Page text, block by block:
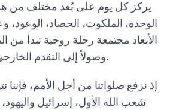
يركز كل يوم على بُعد مختلف من
الوحدة، الملكوت، الحصاد، الوعود،
الأبعاد مجتمعة رحلة روحية تبدأ من
وصولاً إلى التقدم الخارجي لمقاصده بين الأمم.
إذ نرفع صلواتنا من أجل الأمم، فإننا
شعب الله الأول، إسرائيل